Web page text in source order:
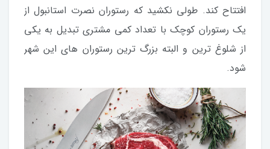
افتتاح کند. طولی نکشید که رستوران نصرت استانبول از
یک رستوران کوچک با تعداد کمی مشتری تبدیل به یکی
از شلوغ ترین و البته بزرگ ترین رستوران های این شهر
شود.